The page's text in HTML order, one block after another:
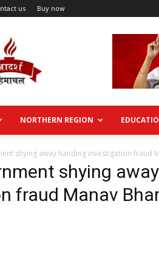
us Buy now
NORTHERN REGION
shying away handing investigation fraud
shying
fraud Manav